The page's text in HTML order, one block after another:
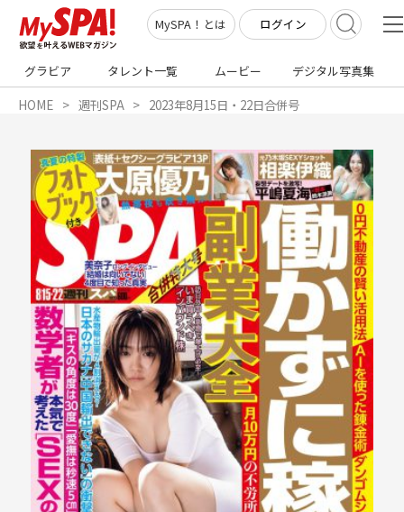
MySPA！とは ログイン
グラビア タレント一覧 ムービー デジタル写真集
HOME 週刊SPA 2023年8月15日・22日合併号